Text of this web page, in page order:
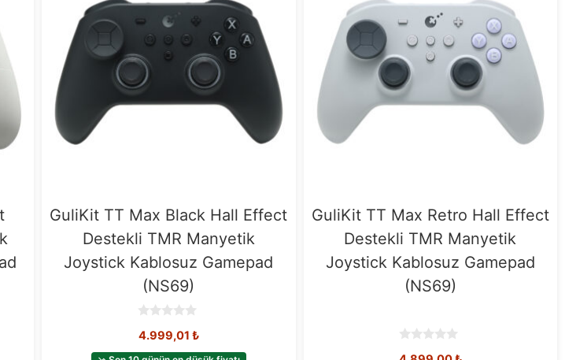
GuliKit TT Max Black Hall Effect
Destekli TMR Manyetik
Joystick Kablosuz Gamepad
(NS69)
o
4.999,01 ₺
GuliKit TT Max Retro Hall Effect
Destekli TMR Manyetik
Joystick Kablosuz Gamepad
(NS69)